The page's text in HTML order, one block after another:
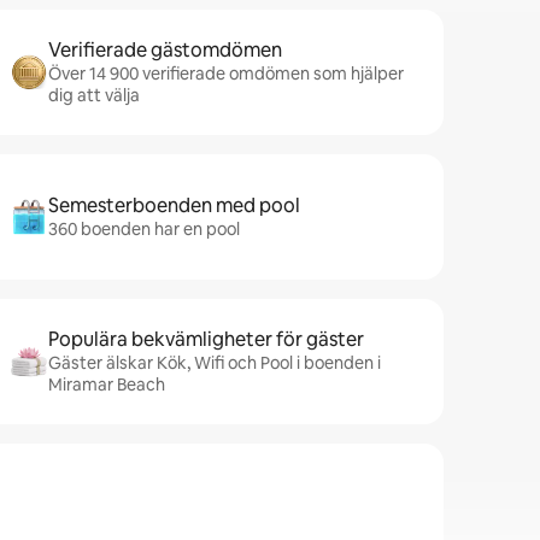
Verifierade gästomdömen
Över 14 900 verifierade omdömen som hjälper
dig att välja
Semesterboenden med pool
360 boenden har en pool
Populära bekvämligheter för gäster
Gäster älskar Kök, Wifi och Pool i boenden i
Miramar Beach